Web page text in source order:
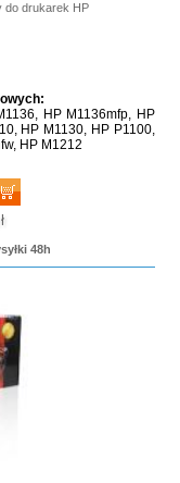
do drukarek HP
HP M1136mfp, HP
HP M1130, HP P1100,
HP M1212
48h